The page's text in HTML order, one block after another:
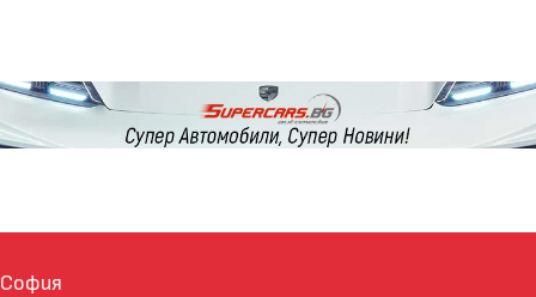
София